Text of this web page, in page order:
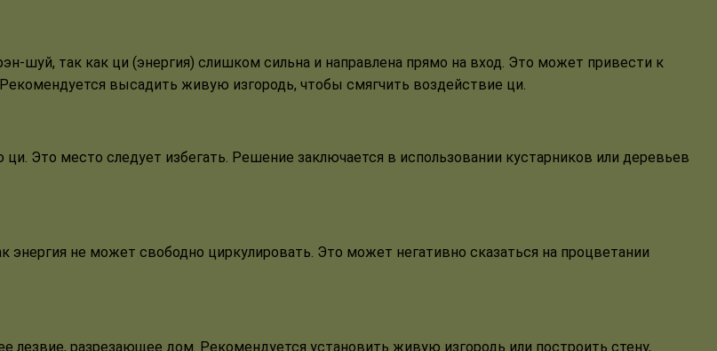
шуй, так как ци (энергия) слишком сильна и направлена прямо на вход. Это может привести к
высадить живую изгородь, чтобы смягчить воздействие ци.
Это место следует избегать. Решение заключается в использовании кустарников или деревьев
энергия не может свободно циркулировать. Это может негативно сказаться на процветании
разрезающее дом. Рекомендуется установить живую изгородь или построить стену,